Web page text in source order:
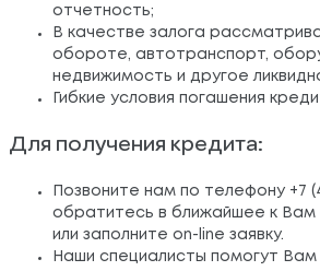
отчетность;
В качестве залога
обороте, автотранспорт,
недвижимость и другое
Гибкие условия погашения
Для получения кредита:
Позвоните нам по телефону +7
обратитесь в ближайшее к Вам
или заполните on-line заявку.
Наши специалисты помогут